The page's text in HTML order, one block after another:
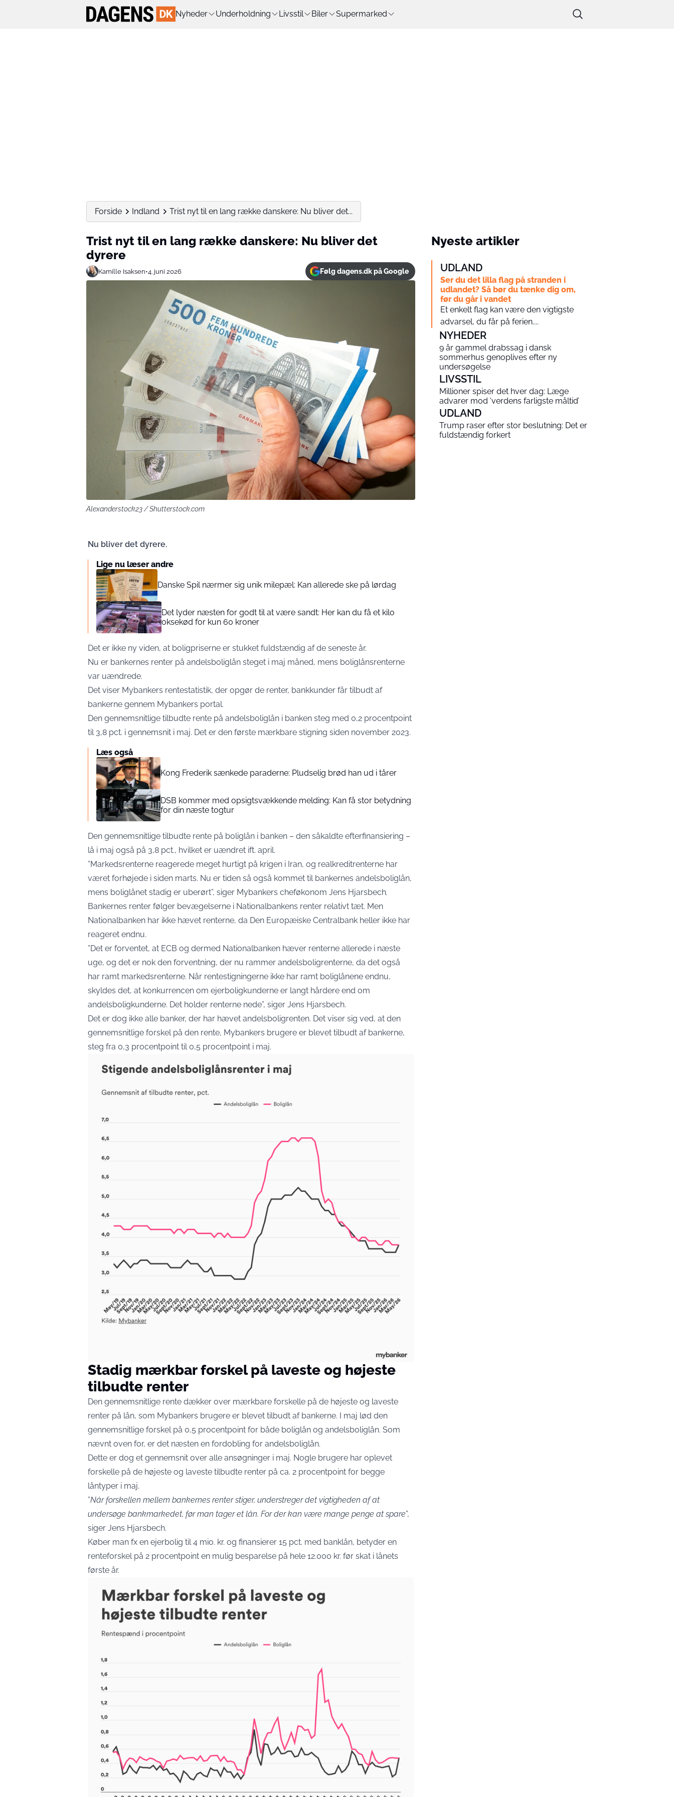
Nyheder Underholdning Livsstil Biler Supermarked
Forside Indland Trist nyt til en lang række danskere: Nu bliver det...
Trist nyt til en lang række danskere: Nu bliver det
dyrere
Kamille Isaksen•4. juni 2026 Følg dagens.dk på Google
Alexanderstock23 / Shutterstock.com
Nu bliver det dyrere.
Lige nu læser andre
Danske Spil nærmer sig unik milepæl: Kan allerede ske på lørdag
Det lyder næsten for godt til at være sandt: Her kan du få et kilo
oksekød for kun 60 kroner
Det er ikke ny viden, at boligpriserne er stukket fuldstændig af de seneste år.
Nu er bankernes renter på andelsboliglån steget i maj måned, mens boliglånsrenterne
var uændrede.
Det viser Mybankers rentestatistik, der opgør de renter, bankkunder får tilbudt af
bankerne gennem Mybankers portal.
Den gennemsnitlige tilbudte rente på andelsboliglån i banken steg med 0,2 procentpoint
til 3,8 pct. i gennemsnit i maj. Det er den første mærkbare stigning siden november 2023.
Læs også
Kong Frederik sænkede paraderne: Pludselig brød han ud i tårer
DSB kommer med opsigtsvækkende melding: Kan få stor betydning
for din næste togtur
Den gennemsnitlige tilbudte rente på boliglån i banken – den såkaldte efterfinansiering –
lå i maj også på 3,8 pct., hvilket er uændret ift. april.
”Markedsrenterne reagerede meget hurtigt på krigen i Iran, og realkreditrenterne har
været forhøjede i siden marts. Nu er tiden så også kommet til bankernes andelsboliglån,
mens boliglånet stadig er uberørt”, siger Mybankers cheføkonom Jens Hjarsbech.
Bankernes renter følger bevægelserne i Nationalbankens renter relativt tæt. Men
Nationalbanken har ikke hævet renterne, da Den Europæiske Centralbank heller ikke har
reageret endnu.
”Det er forventet, at ECB og dermed Nationalbanken hæver renterne allerede i næste
uge, og det er nok den forventning, der nu rammer andelsboligrenterne, da det også
har ramt markedsrenterne. Når rentestigningerne ikke har ramt boliglånene endnu,
skyldes det, at konkurrencen om ejerboligkunderne er langt hårdere end om
andelsboligkunderne. Det holder renterne nede”, siger Jens Hjarsbech.
Det er dog ikke alle banker, der har hævet andelsboligrenten. Det viser sig ved, at den
gennemsnitlige forskel på den rente, Mybankers brugere er blevet tilbudt af bankerne,
steg fra 0,3 procentpoint til 0,5 procentpoint i maj.
Stadig mærkbar forskel på laveste og højeste
tilbudte renter
Den gennemsnitlige rente dækker over mærkbare forskelle på de højeste og laveste
renter på lån, som Mybankers brugere er blevet tilbudt af bankerne. I maj lød den
gennemsnitlige forskel på 0,5 procentpoint for både boliglån og andelsboliglån. Som
nævnt oven for, er det næsten en fordobling for andelsboliglån.
Dette er dog et gennemsnit over alle ansøgninger i maj. Nogle brugere har oplevet
forskelle på de højeste og laveste tilbudte renter på ca. 2 procentpoint for begge
låntyper i maj.
”Når forskellen mellem bankernes renter stiger, understreger det vigtigheden af at
undersøge bankmarkedet, før man tager et lån. For der kan være mange penge at spare”,
siger Jens Hjarsbech.
Køber man fx en ejerbolig til 4 mio. kr. og finansierer 15 pct. med banklån, betyder en
renteforskel på 2 procentpoint en mulig besparelse på hele 12.000 kr. før skat i lånets
første år.
Nyeste artikler
UDLAND
Ser du det lilla flag på stranden i
udlandet? Så bør du tænke dig om,
før du går i vandet
Et enkelt flag kan være den vigtigste
advarsel, du får på ferien....
NYHEDER
9 år gammel drabssag i dansk
sommerhus genoplives efter ny
undersøgelse
LIVSSTIL
Millioner spiser det hver dag: Læge
advarer mod ‘verdens farligste måltid’
UDLAND
Trump raser efter stor beslutning: Det er
fuldstændig forkert